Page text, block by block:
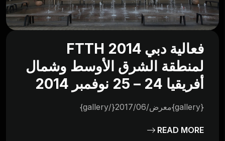
فعالية دبي 2014 FTTH
لمنطقة الشرق الأوسط وشمال
أفريقيا 24 – 25 نوفمبر 2014
{gallery}معرض/2017/06{/gallery}
READ MORE